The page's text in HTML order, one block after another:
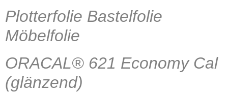
Plotterfolie Bastelfolie
Möbelfolie
ORACAL® 621 Economy Cal
(glänzend)